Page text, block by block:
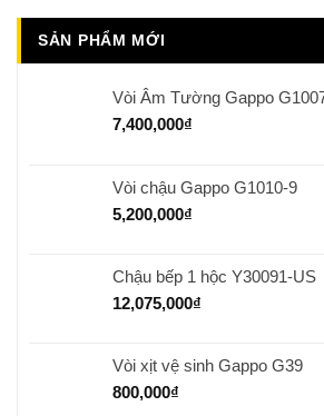
SẢN PHẨM MỚI
Vòi Âm Tường Gappo
7,400,000₫
Vòi chậu Gappo G1010-9
5,200,000₫
Chậu bếp 1 hộc Y30091-US
12,075,000₫
Vòi xịt vệ sinh Gappo G39
800,000₫